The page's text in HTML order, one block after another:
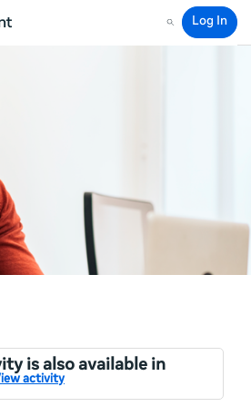
Search
Log In
is also available in
activity